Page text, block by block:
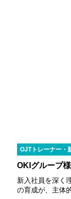
OJTトレーナー・
OKIグループ様
新入社員を深く
の育成が、主体